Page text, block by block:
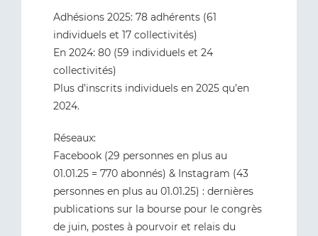
Adhésions 2025: 78 adhérents (61
individuels et 17 collectivités)
En 2024: 80 (59 individuels et 24
collectivités)
Plus d’inscrits individuels en 2025 qu’en
2024.
Réseaux:
Facebook (29 personnes en plus au
01.01.25 = 770 abonnés) & Instagram (43
personnes en plus au 01.01.25) : dernières
publications sur la bourse pour le congrès
de juin, postes à pourvoir et relais du